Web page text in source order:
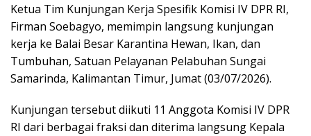
Ketua Tim Kunjungan Kerja Spesifik Komisi IV DPR RI,
Firman Soebagyo, memimpin langsung kunjungan
kerja ke Balai Besar Karantina Hewan, Ikan, dan
Tumbuhan, Satuan Pelayanan Pelabuhan Sungai
Samarinda, Kalimantan Timur, Jumat (03/07/2026).
Kunjungan tersebut diikuti 11 Anggota Komisi IV DPR
RI dari berbagai fraksi dan diterima langsung Kepala